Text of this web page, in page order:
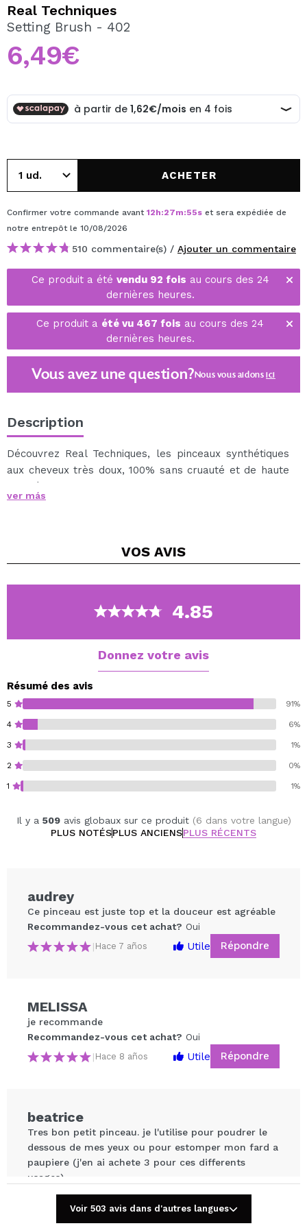
En créant un compte sur Maquibeauty.fr vous pourrez
effectuer vos achats rapidement, vérifier l'état de vos
commandes et consulter vos opérations précédentes.
CRÉER UN COMPTE
Real Techniques
Setting Brush - 402
6,49€
ACHETER
Confirmer votre commande avant 12h:27m:55s et sera expédiée de
notre entrepôt le 10/08/2026
510 commentaire(s) / Ajouter un commentaire
Ce produit a été vendu 92 fois au cours des 24
dernières heures.
Ce produit a été vu 467 fois au cours des 24
dernières heures.
Vous avez une question?Nous vous aidonsici
Description
Découvrez Real Techniques, les pinceaux synthétiques
aux cheveux très doux, 100% sans cruauté et de haute
qualité, conçus par la maquilleuse Samantha Chapman.
Ce pinceau est parfait pour finir n'importe quel look en
De plus, vous pouvez également l'utiliser pour finir
Le réglage Brush 402 vous permettra d'obtenir
facilement un visage impeccable.
ver más
VOS AVIS
4.85
Donnez votre avis
Résumé des avis
5 91%
4 6%
3 1%
2 0%
1 1%
Il y a 509avis globaux sur ce produit (6 dans votre langue)
PLUS NOTÉSPLUS ANCIENSPLUS RÉCENTS
Partager une vidéo ou une photo
Votre vidéo pourrait être la première. Imaginez...
ENVOYER
audrey
Ce pinceau est juste top et la douceur est agréable
Recommandez-vous cet achat? Oui
| Hace 7 años Utile Répondre
MELISSA
je recommande
Recommandez-vous cet achat? Oui
| Hace 8 años Utile Répondre
beatrice
Tres bon petit pinceau. je l'utilise pour poudrer le
dessous de mes yeux ou pour estomper mon fard a
paupiere (j'en ai achete 3 pour ces differents
usages).
Recommandez-vous cet achat?Oui
|Hace 10 años Utile Répondre
Voir 503 avis dans d'autres langues